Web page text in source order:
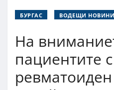
БУРГАС ВОДЕЩИ НОВИНИ
На
пациентите с